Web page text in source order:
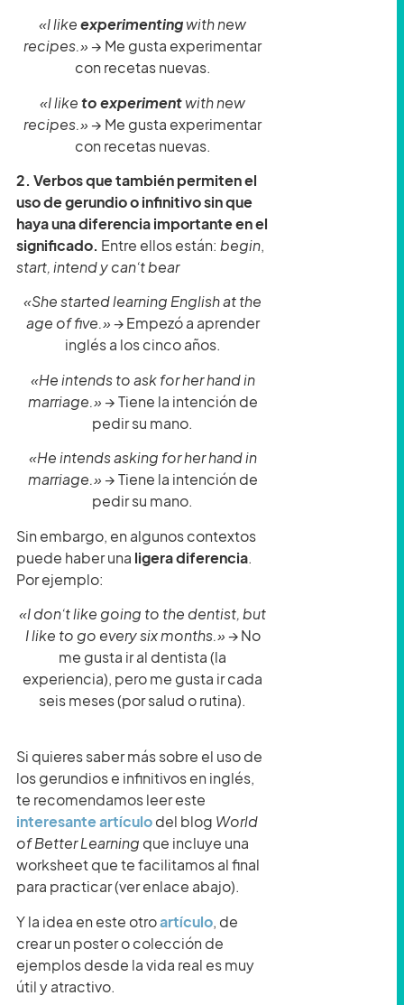
«I likeexperimentingwith new
recipes.» → Me gusta experimentar
con recetas nuevas.
«I liketo experimentwith new
recipes.» → Me gusta experimentar
con recetas nuevas.
2. Verbos que también permiten el
uso de gerundio o infinitivo sin que
haya una diferencia importante en el
significado. Entre ellos están: begin,
start, intend y can’t bear
«She started learning English at the
age of five.»→ Empezó a aprender
inglés a los cinco años.
«He intends to ask for her hand in
marriage.» →Tiene la intención de
pedir su mano.
«He intends asking for her hand in
marriage.» →Tiene la intención de
pedir su mano.
Sin embargo, en algunos contextos
puede haber una ligera diferencia.
Por ejemplo:
«I don’t like going to the dentist, but
I like to go every six months.»→ No
me gusta ir al dentista (la
experiencia), pero me gusta ir cada
seis meses (por salud o rutina).
Si quieres saber más sobre el uso de
los gerundios e infinitivos en inglés,
te recomendamos leer este
interesante artículodel blog World
of Better Learning que incluye una
worksheet que te facilitamos al final
para practicar (ver enlace abajo).
Y la idea en este otroartículo, de
crear un poster o colección de
ejemplos desde la vida real es muy
útil y atractivo.